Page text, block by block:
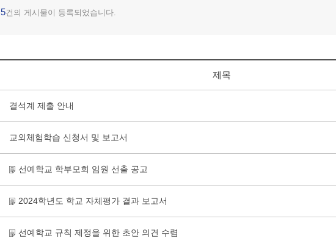
5건의 게시물이 등록되었습니다.
제목
결석계 제출 안내
교외체험학습 신청서 및 보고서
선예학교 학부모회 임원 선출 공고
2024학년도 학교 자체평가 결과 보고서
선예학교 규칙 제정을 위한 초안 의견 수렴